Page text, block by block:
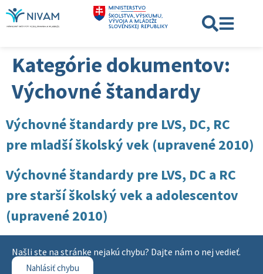
Kategórie dokumentov:
Výchovné štandardy
Výchovné štandardy pre LVS, DC, RC
pre mladší školský vek (upravené 2010)
Výchovné štandardy pre LVS, DC a RC
pre starší školský vek a adolescentov
(upravené 2010)
Našli ste na stránke nejakú chybu? Dajte nám o nej vedieť.
Nahlásiť chybu